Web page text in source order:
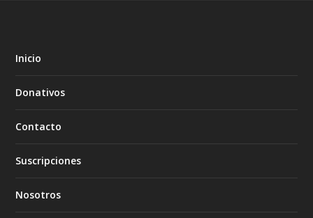
Inicio
Donativos
Contacto
Suscripciones
Nosotros